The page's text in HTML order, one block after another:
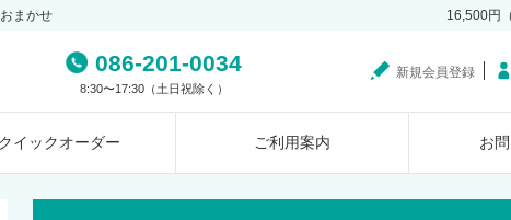
まかせ 16,500円
086-201-0034
8:30〜17:30（土日祝除く）
新規会員登録
クイックオーダー ご利用案内 お